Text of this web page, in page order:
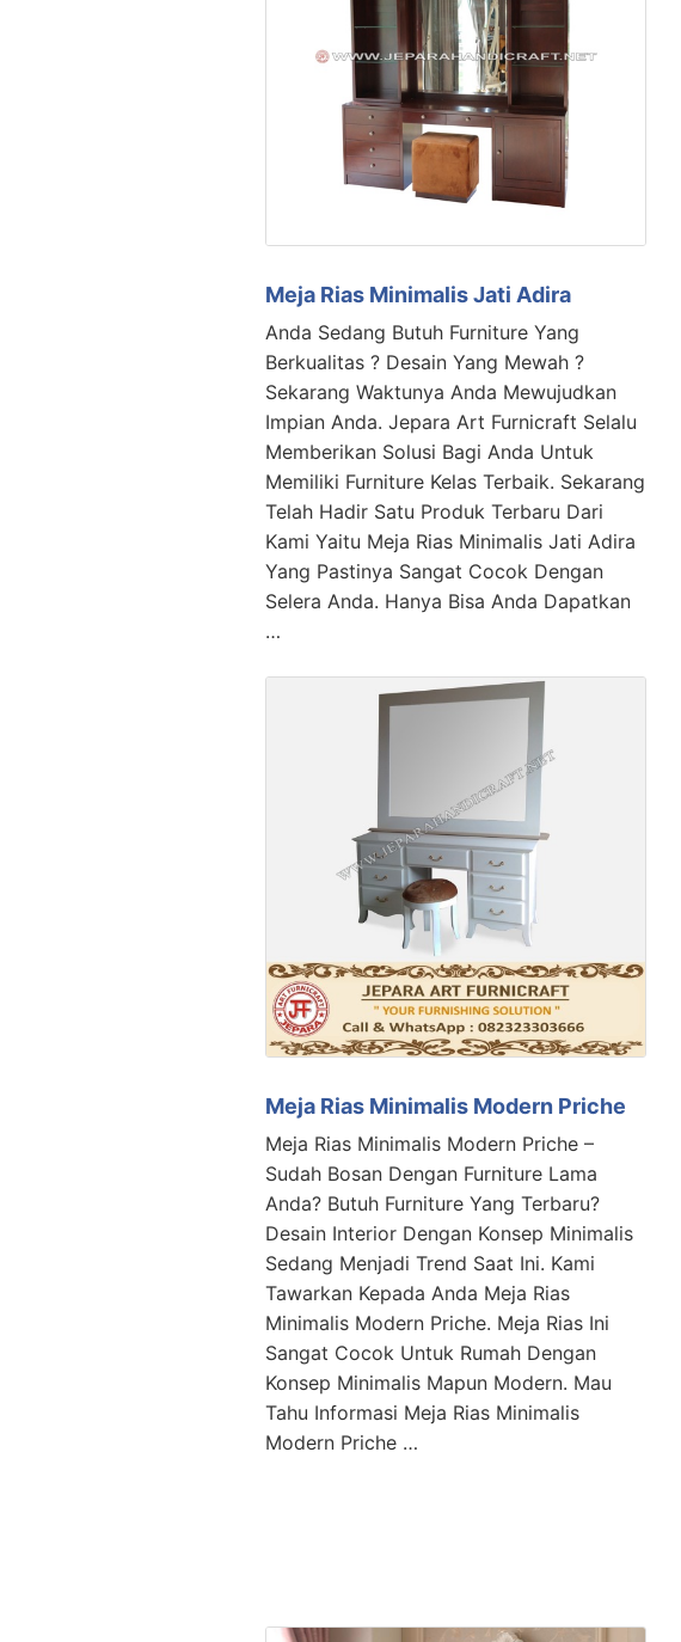
Meja Rias Minimalis Jati Adira
Anda Sedang Butuh Furniture Yang
Berkualitas ? Desain Yang Mewah ?
Sekarang Waktunya Anda Mewujudkan
Impian Anda. Jepara Art Furnicraft Selalu
Memberikan Solusi Bagi Anda Untuk
Memiliki Furniture Kelas Terbaik. Sekarang
Telah Hadir Satu Produk Terbaru Dari
Kami Yaitu Meja Rias Minimalis Jati Adira
Yang Pastinya Sangat Cocok Dengan
Selera Anda. Hanya Bisa Anda Dapatkan
…
Meja Rias Minimalis Modern Priche
Meja Rias Minimalis Modern Priche –
Sudah Bosan Dengan Furniture Lama
Anda? Butuh Furniture Yang Terbaru?
Desain Interior Dengan Konsep Minimalis
Sedang Menjadi Trend Saat Ini. Kami
Tawarkan Kepada Anda Meja Rias
Minimalis Modern Priche. Meja Rias Ini
Sangat Cocok Untuk Rumah Dengan
Konsep Minimalis Mapun Modern. Mau
Tahu Informasi Meja Rias Minimalis
Modern Priche …